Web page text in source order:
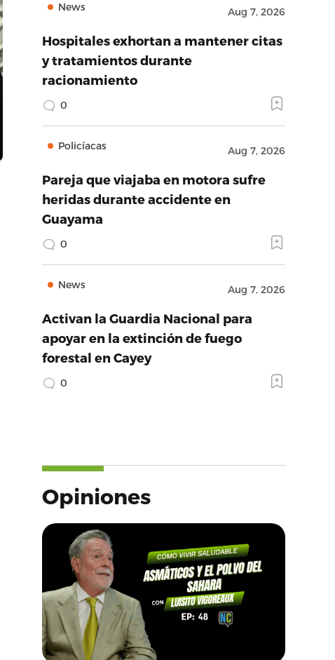
News Aug 7, 2026
Hospitales exhortan a mantener citas
y tratamientos durante
racionamiento
0
Policíacas Aug 7, 2026
Pareja que viajaba en motora sufre
heridas durante accidente en
Guayama
0
News Aug 7, 2026
Activan la Guardia Nacional para
apoyar en la extinción de fuego
forestal en Cayey
0
Opiniones